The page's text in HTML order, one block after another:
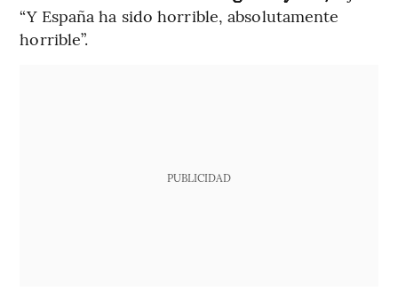
“Y España ha sido horrible, absolutamente
horrible”.
PUBLICIDAD